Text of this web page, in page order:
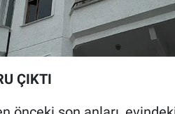
ÇIKTI